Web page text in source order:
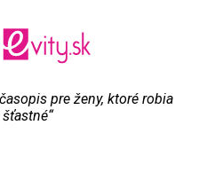
pre ženy, ktoré robia